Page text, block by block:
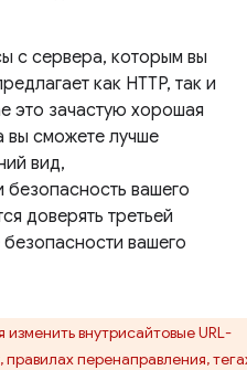
с сервера, которым вы
как HTTP, так и
это зачастую хорошая
вы сможете лучше
вид,
безопасность вашего
доверять третьей
вашего
внутрисайтовые URL-
перенаправления,